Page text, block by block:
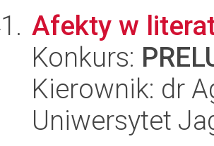
Afekty w
Konkurs:
Kierownik: dr
Uniwersytet